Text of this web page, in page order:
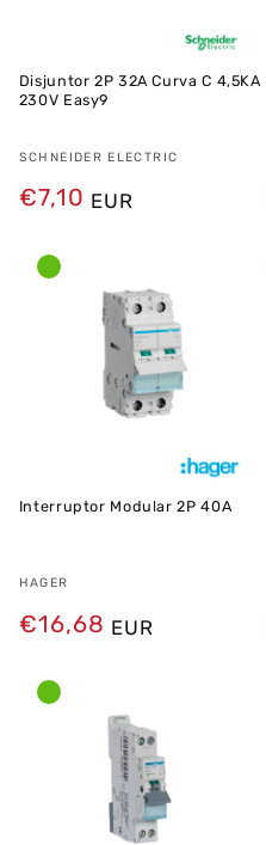
Disjuntor 2P 32A Curva C 4,5KA
230V Easy9
Fornecedor:
SCHNEIDER ELECTRIC
Preço
€7,10 EUR
Interruptor Modular 2P 40A
Fornecedor:
HAGER
Preço
€16,68 EUR